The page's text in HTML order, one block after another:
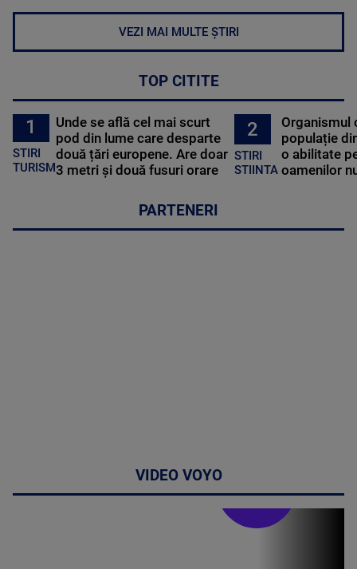
VEZI MAI MULTE ȘTIRI
TOP CITITE
1
STIRI
TURISM
Unde se află cel mai scurt
pod din lume care desparte
două țări europene. Are doar
3 metri și două fusuri orare
2
STIRI
STIINTA
Organismul
populație
o abilitate
oamenilor
PARTENERI
VIDEO VOYO